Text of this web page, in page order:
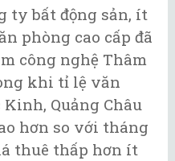
ty bất động sản, ít
phòng cao cấp đã
công nghệ Thâm
khi tỉ lệ văn
Quảng Châu
hơn so với tháng
thuê thấp hơn ít